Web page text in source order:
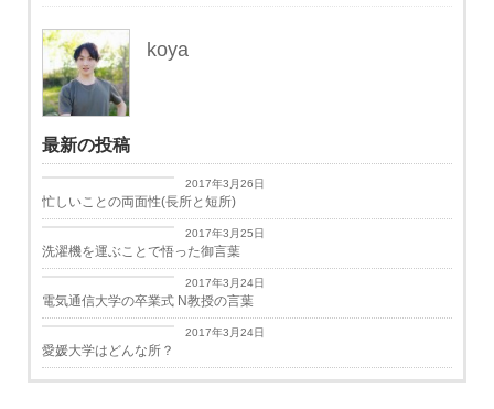
koya
最新の投稿
2017年3月26日
忙しいことの両面性(長所と短所)
日々思うこと
2017年3月25日
洗濯機を運ぶことで悟った御言葉
学生生活
2017年3月24日
電気通信大学の卒業式 N教授の言葉
学生生活
2017年3月24日
愛媛大学はどんな所？